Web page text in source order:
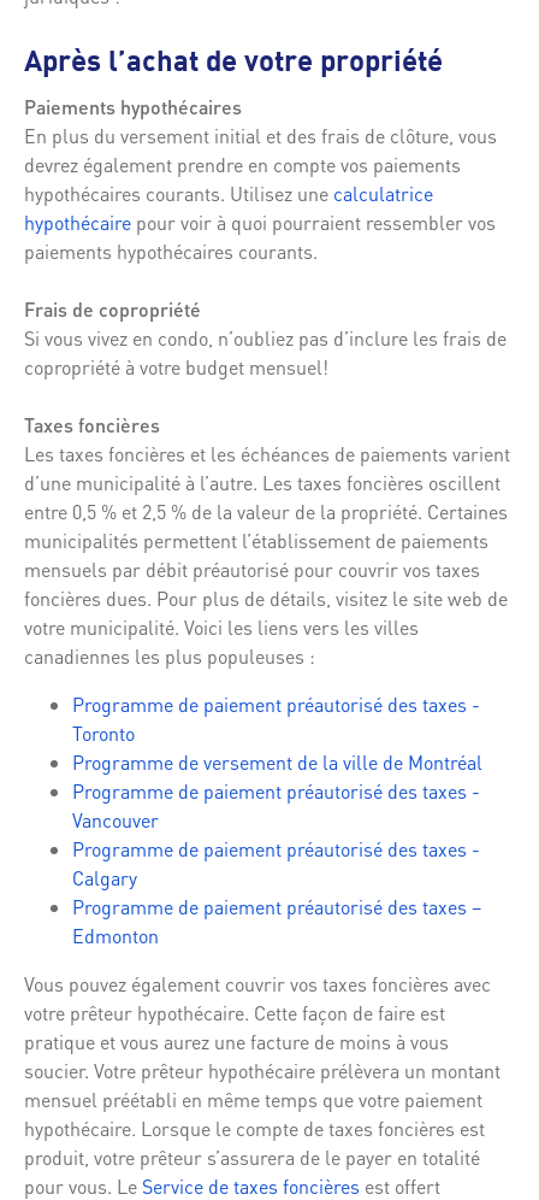
Après l’achat de votre propriété
Paiements hypothécaires
En plus du versement initial et des frais de clôture, vous
devrez également prendre en compte vos paiements
hypothécaires courants. Utilisez une calculatrice
hypothécaire pour voir à quoi pourraient ressembler vos
paiements hypothécaires courants.
Frais de copropriété
Si vous vivez en condo, n’oubliez pas d’inclure les frais de
copropriété à votre budget mensuel!
Taxes foncières
Les taxes foncières et les échéances de paiements varient
d’une municipalité à l’autre. Les taxes foncières oscillent
entre 0,5 % et 2,5 % de la valeur de la propriété. Certaines
municipalités permettent l’établissement de paiements
mensuels par débit préautorisé pour couvrir vos taxes
foncières dues. Pour plus de détails, visitez le site web de
votre municipalité. Voici les liens vers les villes
canadiennes les plus populeuses :
Programme de paiement préautorisé des taxes -
Toronto
Programme de versement de la ville de Montréal
Programme de paiement préautorisé des taxes -
Vancouver
Programme de paiement préautorisé des taxes -
Calgary
Programme de paiement préautorisé des taxes –
Edmonton
Vous pouvez également couvrir vos taxes foncières avec
votre prêteur hypothécaire. Cette façon de faire est
pratique et vous aurez une facture de moins à vous
soucier. Votre prêteur hypothécaire prélèvera un montant
mensuel préétabli en même temps que votre paiement
hypothécaire. Lorsque le compte de taxes foncières est
produit, votre prêteur s’assurera de le payer en totalité
pour vous. Le Service de taxes foncières est offert